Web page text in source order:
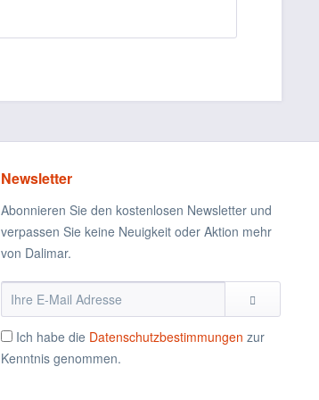
Newsletter
Abonnieren Sie den kostenlosen Newsletter und
verpassen Sie keine Neuigkeit oder Aktion mehr
von Dalimar.
Ich habe die Datenschutzbestimmungen zur
Kenntnis genommen.